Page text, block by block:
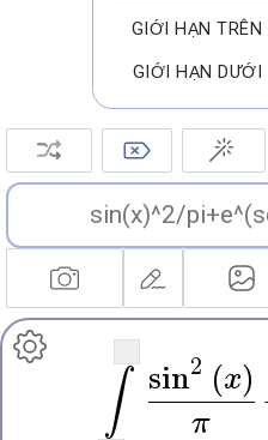
GIỚI HẠN TRÊN
GIỚI HẠN DƯỚI
∫
π
sin2 (x)